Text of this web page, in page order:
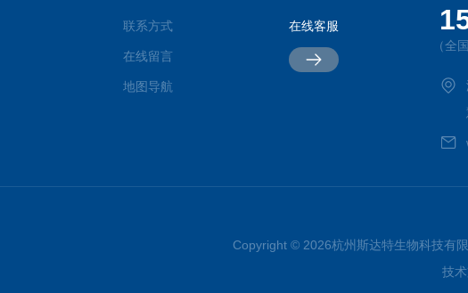
联系方式
在线留言
地图导航
在线客服
（全
Copyright © 2026杭州斯达特生物科技有
技术